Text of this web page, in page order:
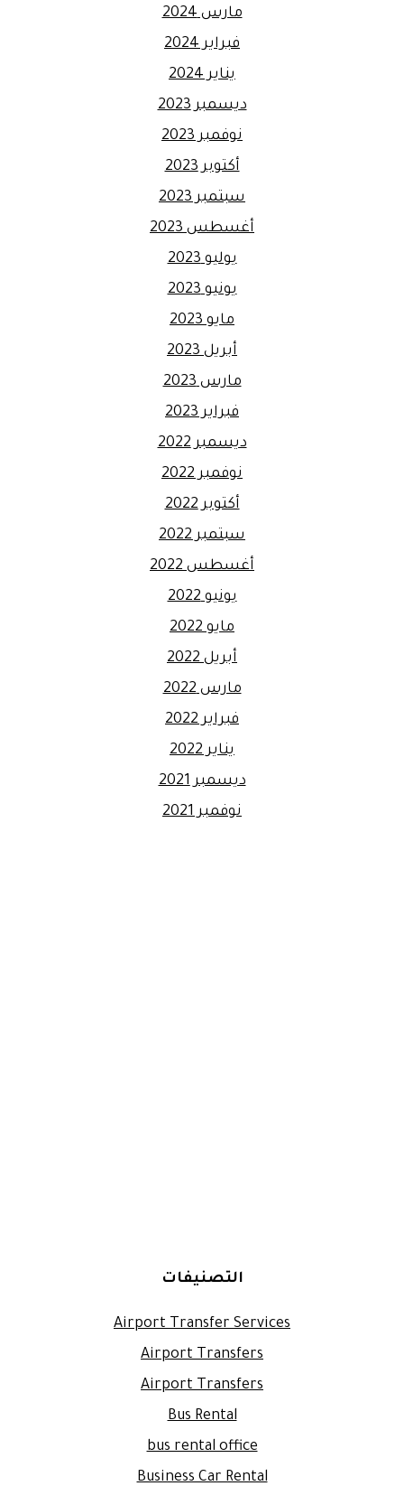
مارس 2024
فبراير 2024
يناير 2024
ديسمبر 2023
نوفمبر 2023
أكتوبر 2023
سبتمبر 2023
أغسطس 2023
يوليو 2023
يونيو 2023
مايو 2023
أبريل 2023
مارس 2023
فبراير 2023
ديسمبر 2022
نوفمبر 2022
أكتوبر 2022
سبتمبر 2022
أغسطس 2022
يونيو 2022
مايو 2022
أبريل 2022
مارس 2022
فبراير 2022
يناير 2022
ديسمبر 2021
نوفمبر 2021
التصنيفات
Airport Transfer Services
Airport Transfers
Airport Transfers
Bus Rental
bus rental office
Business Car Rental